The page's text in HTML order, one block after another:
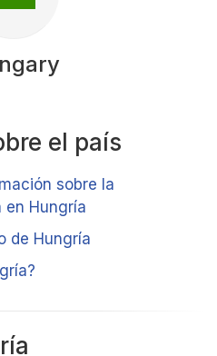
el país
sobre la
en Hungría
de Hungría